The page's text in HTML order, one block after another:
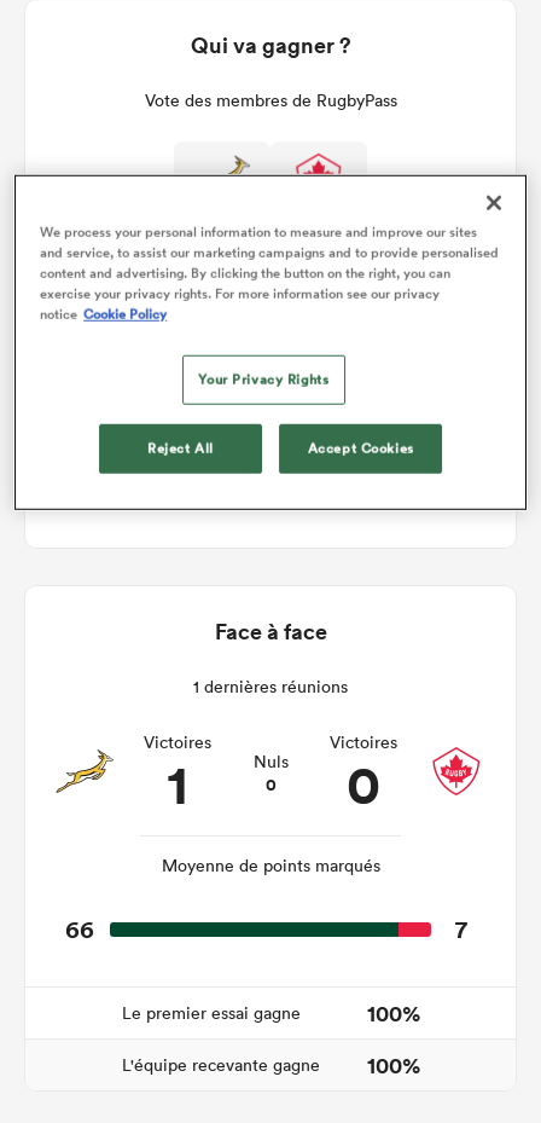
Qui va gagner ?
Vote des membres de RugbyPass
Détails du match
South Africa v Canada
Face à face
1 dernières réunions
Victoires
1 Nuls
0
Victoires
0
Moyenne de points marqués
66 7
Le premier essai gagne 100%
L'équipe recevante gagne 100%
We process your personal information to measure and improve our sites
and service, to assist our marketing campaigns and to provide personalised
content and advertising. By clicking the button on the right, you can
exercise your privacy rights. For more information see our privacy
notice Cookie Policy
Your Privacy Rights
Reject All Accept Cookies